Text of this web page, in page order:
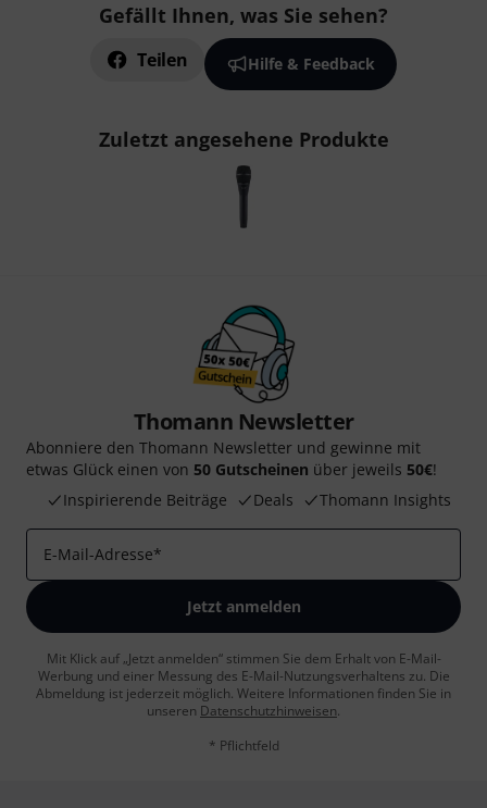
Gefällt Ihnen, was Sie sehen?
Teilen Hilfe & Feedback
Zuletzt angesehene Produkte
Thomann Newsletter
Abonniere den Thomann Newsletter und gewinne mit
etwas Glück einen von 50 Gutscheinen über jeweils 50€!
Inspirierende Beiträge
Deals Thomann Insights
E-Mail-Adresse*
Jetzt anmelden
Mit Klick auf „Jetzt anmelden“ stimmen Sie dem Erhalt von E-Mail-
Werbung und einer Messung des E-Mail-Nutzungsverhaltens zu. Die
Abmeldung ist jederzeit möglich. Weitere Informationen finden Sie in
unseren Datenschutzhinweisen.
* Pflichtfeld